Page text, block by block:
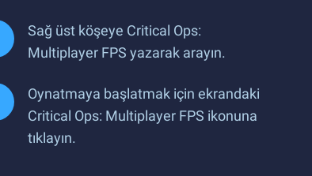
Sağ üst köşeye Critical Ops:
Multiplayer FPS yazarak arayın.
Oynatmaya başlatmak için ekrandaki
Critical Ops: Multiplayer FPS ikonuna
tıklayın.